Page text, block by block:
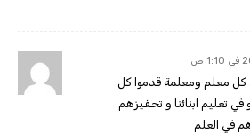
كل معلم ومعلمة قدموا كل
تعليم ابنائنا و تحفيزهم
في العلم